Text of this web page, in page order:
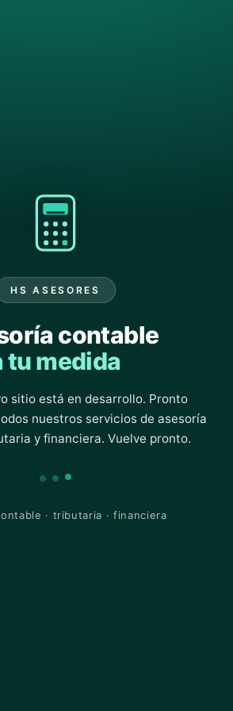
HS ASESORES
contable
tu medida
sitio está en desarrollo. Pronto
nuestros servicios de asesoría
y financiera. Vuelve pronto.
· tributaria · financiera